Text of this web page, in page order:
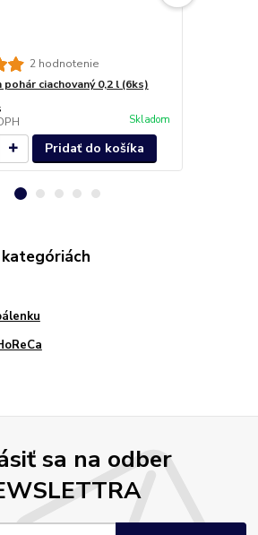
2 hodnotenie
ciachovaný 0,2 l (6ks)
Skladom
Pridať do košíka
sa na odber